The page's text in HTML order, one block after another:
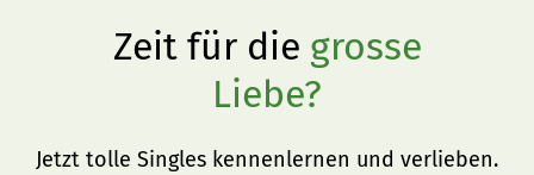
Zeit für die grosse
Liebe?
Jetzt tolle Singles kennenlernen und verlieben.